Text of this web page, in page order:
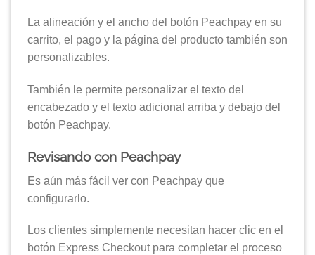
La alineación y el ancho del botón Peachpay en su
carrito, el pago y la página del producto también son
personalizables.
También le permite personalizar el texto del
encabezado y el texto adicional arriba y debajo del
botón Peachpay.
Revisando con Peachpay
Es aún más fácil ver con Peachpay que
configurarlo.
Los clientes simplemente necesitan hacer clic en el
botón Express Checkout para completar el proceso